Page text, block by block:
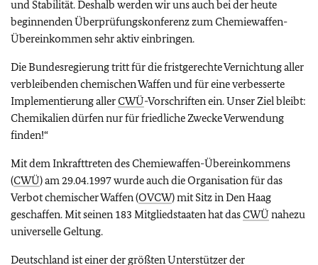
und Stabilität. Deshalb werden wir uns auch bei der heute
beginnenden Überprüfungskonferenz zum Chemiewaffen-
Übereinkommen sehr aktiv einbringen.
Die Bundesregierung tritt für die fristgerechte Vernichtung aller
verbleibenden chemischen Waffen und für eine verbesserte
Implementierung allerCWÜ-Vorschriften ein. Unser Ziel bleibt:
Chemikalien dürfen nur für friedliche Zwecke Verwendung
finden!“
Mit dem Inkrafttreten des Chemiewaffen-Übereinkommens
(CWÜ) am 29.04.1997 wurde auch die Organisation für das
Verbot chemischer Waffen (OVCW) mit Sitz in Den Haag
geschaffen. Mit seinen 183 Mitgliedstaaten hat dasCWÜ nahezu
universelle Geltung.
Deutschland ist einer der größten Unterstützer der